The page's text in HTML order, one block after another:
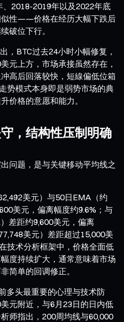
2018-2019年以及2022年底
似性——价格在经历大幅下跌后
破位下行。
，BTC过去24小时小幅修复，
元上方，市场承接虽然存在，
高后回落较快，短線偏低位箱
势模式本身即是弱势市场的典
格的意愿和能力。
，结构性压制明确
问题，是与关键移动平均线之
62,492美元）与50日EMA（约
美元，偏离幅度约9.6%；与
差距约9,600美元，偏离
美元）差距超过15,000美
技术分析框架中，价格全面低
度持续扩大，通常意味着市场
简单的回调修正。
多头最重要的心理与技术防
元附近，与6月23日的日内低
师指出，200周均线与60,000